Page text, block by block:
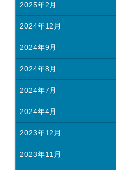
2025年2月
2024年12月
2024年9月
2024年8月
2024年7月
2024年4月
2023年12月
2023年11月